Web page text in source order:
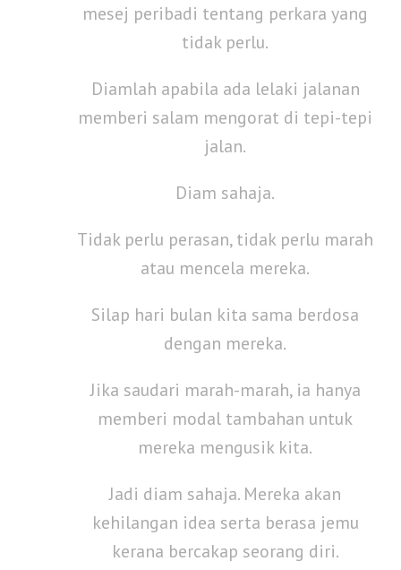
mesej peribadi tentang perkara yang
tidak perlu.
Diamlah apabila ada lelaki jalanan
memberi salam mengorat di tepi-tepi
jalan.
Diam sahaja.
Tidak perlu perasan, tidak perlu marah
atau mencela mereka.
Silap hari bulan kita sama berdosa
dengan mereka.
Jika saudari marah-marah, ia hanya
memberi modal tambahan untuk
mereka mengusik kita.
Jadi diam sahaja. Mereka akan
kehilangan idea serta berasa jemu
kerana bercakap seorang diri.